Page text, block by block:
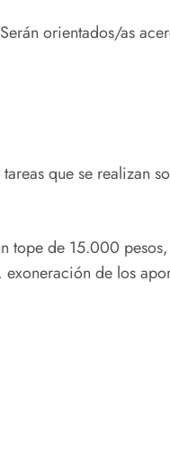
orientados/as
que se realizan
de 15.000
de los